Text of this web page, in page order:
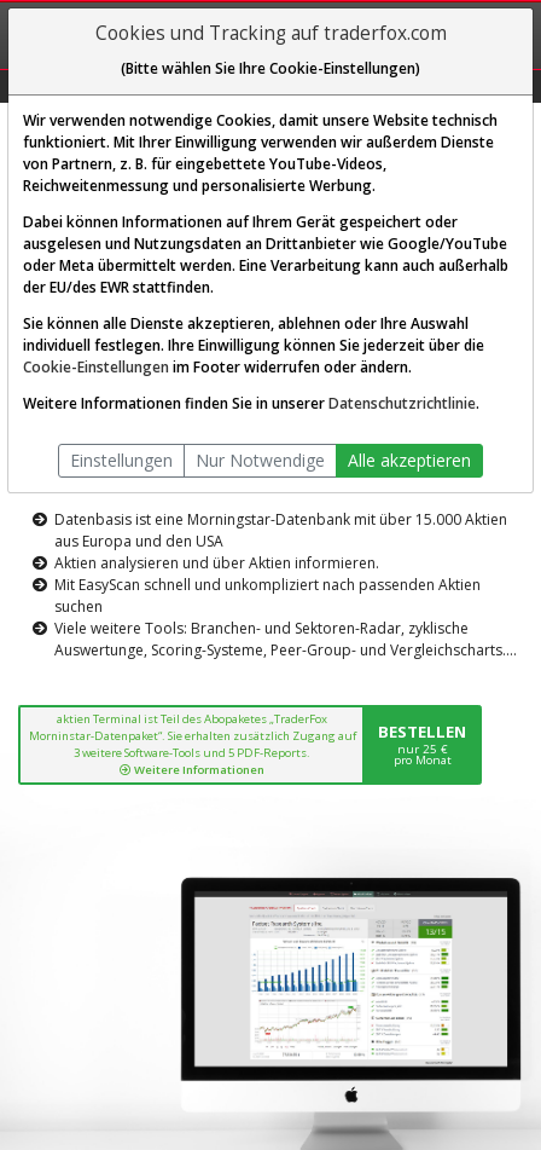
REGIS-
TRIEREN
Diese Funktion ist nur für
AKTIEN-TERMINAL
Die Aktienanalyse-Plattform von
TraderFox
Datenbasis ist eine Morningstar-Datenbank mit über 15.000 Aktien
aus Europa und den USA
Aktien analysieren und über Aktien informieren.
Mit EasyScan schnell und unkompliziert nach passenden Aktien
suchen
Viele weitere Tools: Branchen- und Sektoren-Radar, zyklische
Auswertunge, Scoring-Systeme, Peer-Group- und Vergleichscharts....
aktien Terminal ist Teil des Abopaketes „TraderFox
Morninstar-Datenpaket“. Sie erhalten zusätzlich Zugang auf
3 weitere Software-Tools und 5 PDF-Reports.
Weitere Informationen
BESTELLEN
nur 25 €
pro Monat
Cookies und Tracking auf traderfox.com
(Bitte wählen Sie Ihre Cookie-Einstellungen)
Wir verwenden notwendige Cookies, damit unsere Website technisch
funktioniert. Mit Ihrer Einwilligung verwenden wir außerdem Dienste
von Partnern, z. B. für eingebettete YouTube-Videos,
Reichweitenmessung und personalisierte Werbung.
Dabei können Informationen auf Ihrem Gerät gespeichert oder
ausgelesen und Nutzungsdaten an Drittanbieter wie Google/YouTube
oder Meta übermittelt werden. Eine Verarbeitung kann auch außerhalb
der EU/des EWR stattfinden.
Sie können alle Dienste akzeptieren, ablehnen oder Ihre Auswahl
individuell festlegen. Ihre Einwilligung können Sie jederzeit über die
Cookie-Einstellungen im Footer widerrufen oder ändern.
Weitere Informationen finden Sie in unsererDatenschutzrichtlinie.
Einstellungen Nur Notwendige Alle akzeptieren